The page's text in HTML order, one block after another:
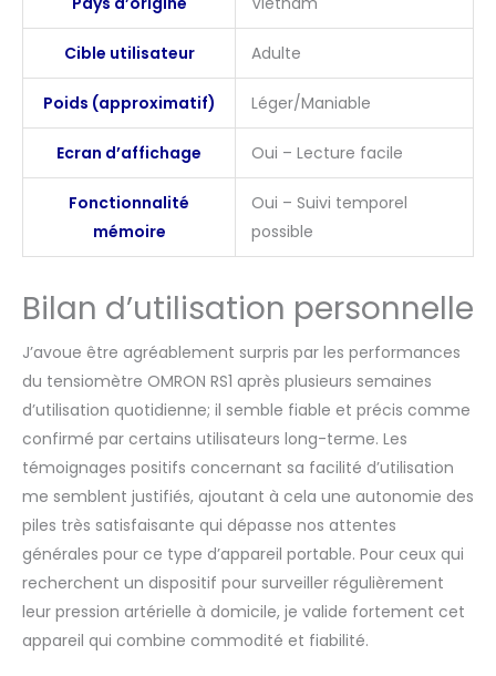
Cible utilisateur Adulte
Poids (approximatif) Léger/Maniable
Ecran d’affichage Oui – Lecture facile
Fonctionnalité
mémoire
Oui – Suivi temporel
possible
Bilan d’utilisation personnelle
J’avoue être agréablement surpris par les performances
du tensiomètre OMRON RS1 après plusieurs semaines
d’utilisation quotidienne; il semble fiable et précis comme
confirmé par certains utilisateurs long-terme. Les
témoignages positifs concernant sa facilité d’utilisation
me semblent justifiés, ajoutant à cela une autonomie des
piles très satisfaisante qui dépasse nos attentes
générales pour ce type d’appareil portable. Pour ceux qui
recherchent un dispositif pour surveiller régulièrement
leur pression artérielle à domicile, je valide fortement cet
appareil qui combine commodité et fiabilité.